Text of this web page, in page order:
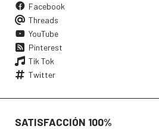
Facebook
Threads
YouTube
Pinterest
Tik Tok
Twitter
SATISFACCIÓN 100%